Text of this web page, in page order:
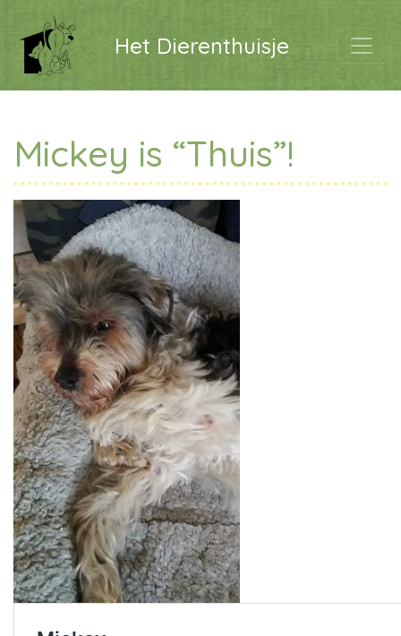
Het Dierenthuisje
Mickey is “Thuis”!